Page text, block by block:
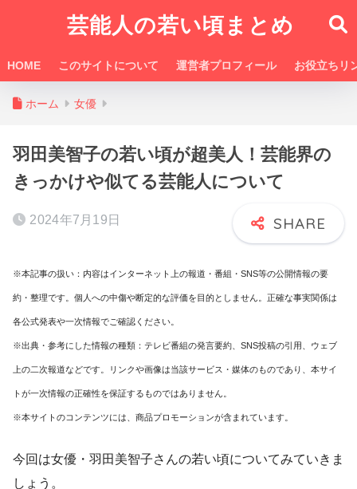
芸能人の若い頃まとめ
HOME このサイトについて 運営者プロフィール お役立ちリ
ホーム 女優
羽田美智子の若い頃が超美人！芸能界の
きっかけや似てる芸能人について
2024年7月19日
※本記事の扱い：内容はインターネット上の報道・番組・SNS等の公開情報の要
約・整理です。個人への中傷や断定的な評価を目的としません。正確な事実関係は
各公式発表や一次情報でご確認ください。
※出典・参考にした情報の種類：テレビ番組の発言要約、SNS投稿の引用、ウェブ
上の二次報道などです。リンクや画像は当該サービス・媒体のものであり、本サイ
トが一次情報の正確性を保証するものではありません。
※本サイトのコンテンツには、商品プロモーションが含まれています。
今回は女優・羽田美智子さんの若い頃についてみていきま
しょう。